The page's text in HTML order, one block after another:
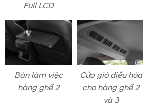
Full LCD
Bàn làm việc
hàng ghế 2
Cửa gió điều hòa
cho hàng ghế 2
và 3